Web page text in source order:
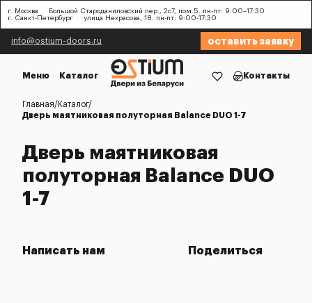
г. Москва
Большой Староданиловский пер., 2с7, пом.5. пн-пт: 9:00–17:30
г. Санкт-Петербург
улица Некрасова, 18. пн-пт: 9:00-17:30
info@ostium-doors.ru оставить заявку
Меню Каталог Контакты
Главная
Каталог
Дверь маятниковая полуторная Balance DUO 1-7
Дверь маятниковая
полуторная Balance DUO
1-7
Написать нам Поделиться